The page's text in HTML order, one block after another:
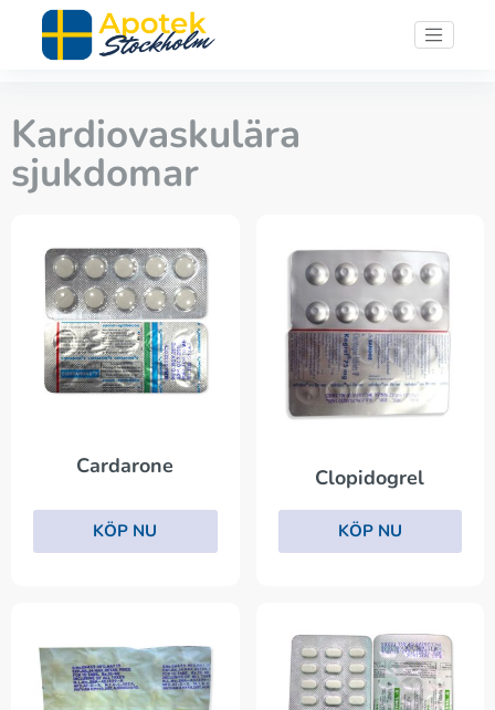
Kardiovaskulära
sjukdomar
Cardarone
KÖP NU
Clopidogrel
KÖP NU